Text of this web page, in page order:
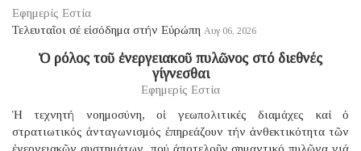
Εφημερίς Εστία
Τελευταῖοι σέ εἰσόδημα στήν Εὐρώπη Αυγ 06, 2026
Ὁ ρόλος τοῦ ἐνεργειακοῦ πυλῶνος στό διεθνές
γίγνεσθαι
Εφημερίς Εστία
Ἡ τεχνητή νοημοσύνη, οἱ γεωπολιτικές διαμάχες καί ὁ
στρατιωτικός ἀνταγωνισμός ἐπηρεάζουν τήν ἀνθεκτικότητα τῶν
ἐνεργειακῶν συστημάτων, πού ἀποτελοῦν σημαντικό πυλῶνα γιά